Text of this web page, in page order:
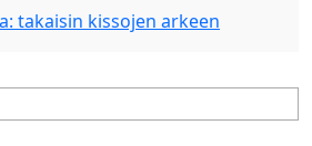
takaisin kissojen arkeen